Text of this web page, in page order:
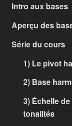
Intro aux bases
Aperçu des
Série du cours
1) Le pivot
2) Base
3) Échelle
tonalités